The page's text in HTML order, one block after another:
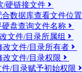
/硬链接文件 
合数据库查看文件位置
硬盘查询文件名称 
文件/目录所属组 
改文件/目录所有者 
改文件/目录权限 
件/目录赋予初始权限 